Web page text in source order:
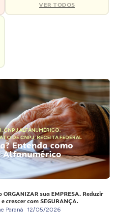
VER TODOS
,CNPJ ALFANUMÉRICO,
DE CNPJ,RECEITA FEDERAL
Entenda como
Alfanumérico
ORGANIZAR sua EMPRESA. Reduzir
crescer com SEGURANÇA.
Paraná 12/05/2026